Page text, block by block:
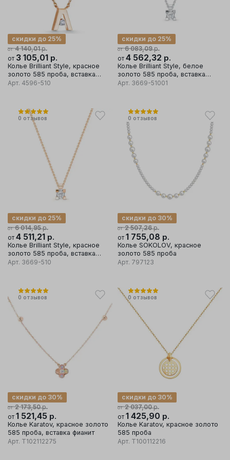
от 4 140,01р.
скидки до 25%
от 3 105,01 р.
Колье Brilliant Style, красное
золото 585 проба, вставка
бриллиант
Арт. 4596-510
от 6 083,09р.
скидки до 25%
от 4 562,32 р.
Колье Brilliant Style, белое
золото 585 проба, вставка
бриллиант
Арт. 3669-51001
0 отзывов
от 6 014,95р.
скидки до 25%
от 4 511,21 р.
Колье Brilliant Style, красное
золото 585 проба, вставка
бриллиант
Арт. 3669-510
0 отзывов
от 2 507,26р.
скидки до 30%
от 1 755,08 р.
Колье SOKOLOV, красное
золото 585 проба
Арт. 797123
0 отзывов
от 2 173,50р.
скидки до 30%
от 1 521,45 р.
Колье Karatov, красное золото
585 проба, вставка фианит
Арт. Т102112275
0 отзывов
от 2 037,00р.
скидки до 30%
от 1 425,90 р.
Колье Karatov, красное золото
585 проба
Арт. Т100112216